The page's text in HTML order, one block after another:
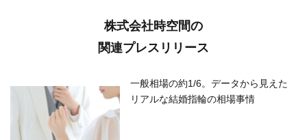
株式会社時空間の
関連プレスリリース
一般相場の約1/6。データから見えた
リアルな結婚指輪の相場事情